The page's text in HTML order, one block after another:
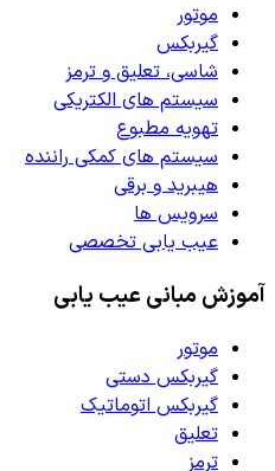
موتور
گیربکس
شاسی، تعلیق و ترمز
سیستم های الکتریکی
تهویه مطبوع
سیستم های کمکی راننده
هیبرید و برقی
سرویس ها
عیب یابی تخصصی
آموزش مبانی عیب یابی
موتور
گیربکس دستی
گیربکس اتوماتیک
تعلیق
ترمز